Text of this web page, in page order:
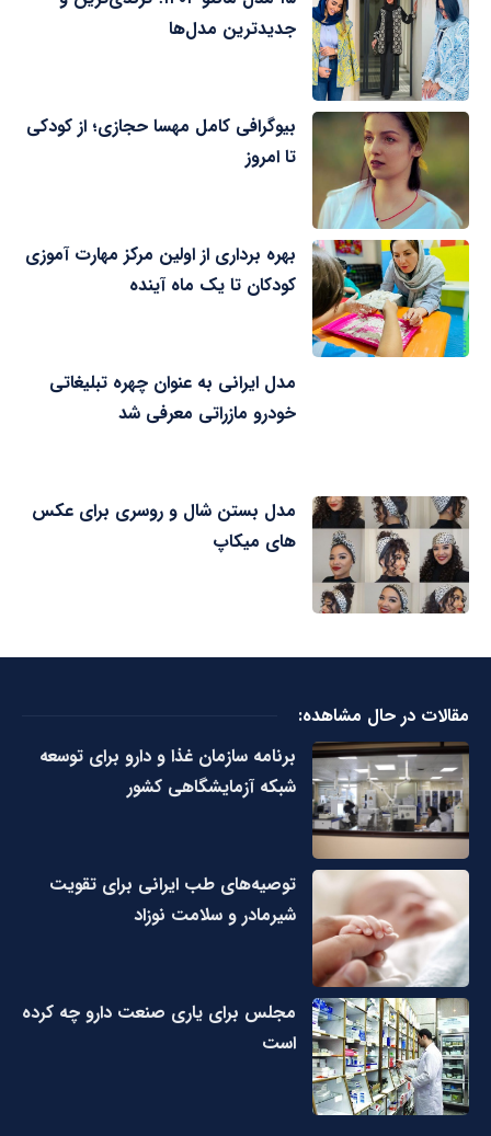
جدیدترین مدل‌ها
بیوگرافی کامل مهسا حجازی؛ از کودکی
تا امروز
بهره برداری از اولین مرکز مهارت آموزی
کودکان تا یک ماه آینده
مدل ایرانی به عنوان چهره تبلیغاتی
خودرو مازراتی معرفی شد
مدل بستن شال و روسری برای عکس
های میکاپ
مقالات در حال مشاهده:
برنامه سازمان غذا و دارو برای توسعه
شبکه آزمایشگاهی کشور
توصیه‌های طب ایرانی برای تقویت
شیرمادر و سلامت نوزاد
مجلس برای یاری صنعت دارو چه کرده
است